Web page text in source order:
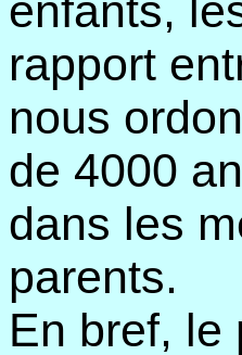
enfants,
rapport
nous
de 4000
dans les
parents.
En bref, le